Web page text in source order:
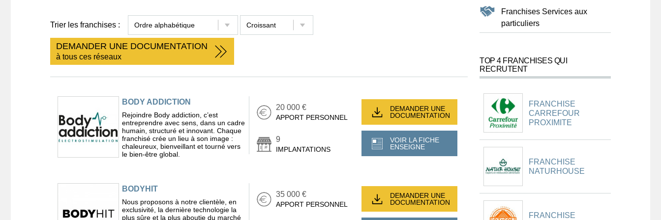
Trier les franchises :
DEMANDER UNE DOCUMENTATION
à tous ces réseaux
BODY ADDICTION
Rejoindre Body addiction, c’est
entreprendre avec sens, dans un cadre
humain, structuré et innovant. Chaque
franchisé crée un lieu à son image :
chaleureux, bienveillant et tourné vers
le bien-être global.
20 000 €
APPORT PERSONNEL
9
IMPLANTATIONS
DEMANDER UNE
DOCUMENTATION
VOIR LA FICHE
ENSEIGNE
BODYHIT
Nous proposons à notre clientèle, en
exclusivité, la dernière technologie la
plus sûre et la plus aboutie du marché
35 000 €
APPORT PERSONNEL
DEMANDER UNE
DOCUMENTATION
Franchises Services aux
particuliers
TOP 4 FRANCHISES QUI
RECRUTENT
FRANCHISE
CARREFOUR
PROXIMITE
FRANCHISE
NATURHOUSE
FRANCHISE